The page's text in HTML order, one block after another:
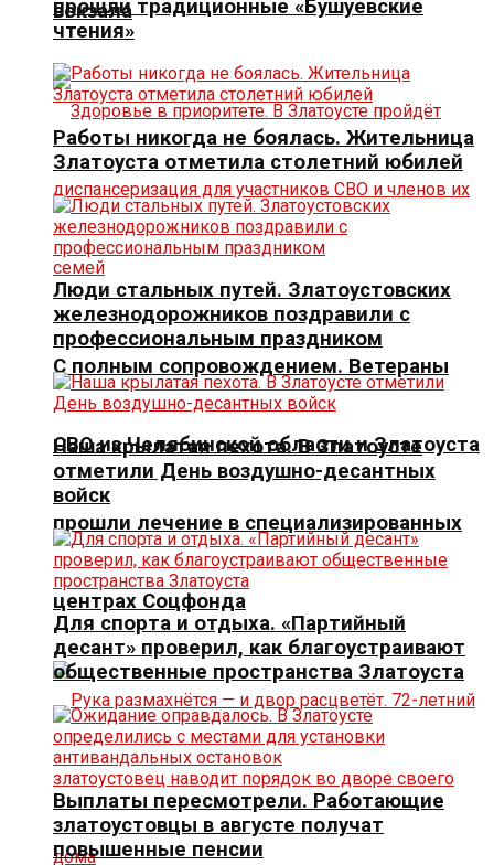
вокзала
С полным сопровождением. Ветераны
СВО из Челябинской области и Златоуста
прошли лечение в специализированных
центрах Соцфонда
прошли традиционные «Бушуевские
чтения»
Работы никогда не боялась. Жительница
Златоуста отметила столетний юбилей
Люди стальных путей. Златоустовских
железнодорожников поздравили с
профессиональным праздником
Наша крылатая пехота. В Златоусте
отметили День воздушно-десантных
войск
Для спорта и отдыха. «Партийный
десант» проверил, как благоустраивают
общественные пространства Златоуста
Выплаты пересмотрели. Работающие
златоустовцы в августе получат
повышенные пенсии